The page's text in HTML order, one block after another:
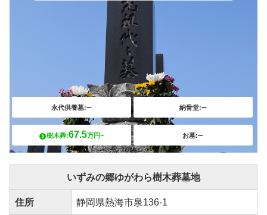
永代供養墓:– 納骨堂:–
樹木葬:67.5万円~ お墓:–
いずみの郷ゆがわら樹木葬墓地
住所 静岡県熱海市泉136-1